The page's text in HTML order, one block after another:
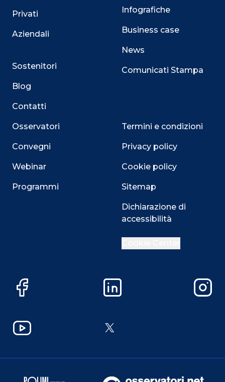
Privati
Aziendali
Sostenitori
Blog
Contatti
Osservatori
Convegni
Webinar
Programmi
Infografiche
Business case
News
Comunicati Stampa
Termini e condizioni
Privacy policy
Cookie policy
Sitemap
Dichiarazione di
accessibilità
Facebook LinkedIn
YouTube X